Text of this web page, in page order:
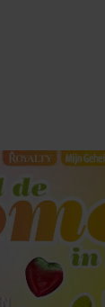
nieuwsbrief